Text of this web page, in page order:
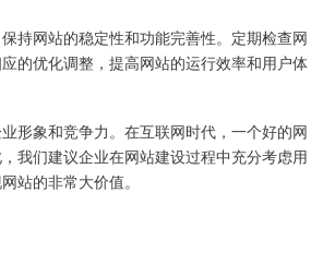
持网站的稳定性和功能完善性。定期检查网
的优化调整，提高网站的运行效率和用户体
形象和竞争力。在互联网时代，一个好的网
我们建议企业在网站建设过程中充分考虑用
站的非常大价值。